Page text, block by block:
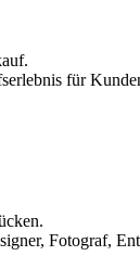
für
Fotograf,